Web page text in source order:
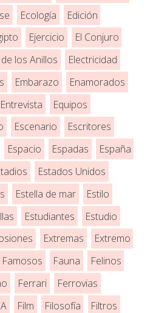
Ecología
Edición
Ejercicio
El Conjuro
los Anillos
Electricidad
Embarazo
Enamorados
Entrevista
Equipos
Escenario
Escritores
Espacio Espadas
España
Estados Unidos
Estella de mar
Estilo
Estudiantes
Estudio
Extremas
Extremo
Famosos Fauna
Felinos
Ferrari
Ferrovias
Film Filosofía
Filtros